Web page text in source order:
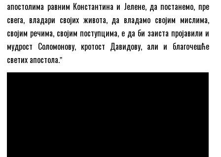
апостолима равним Константина и Јелене, да постанемо, пре
свега, владари својих живота, да владамо својим мислима,
својим речима, својим поступцима, е да би заиста пројавили и
мудрост Соломонову, кротост Давидову, али и благочешће
светих апостола.ˮ